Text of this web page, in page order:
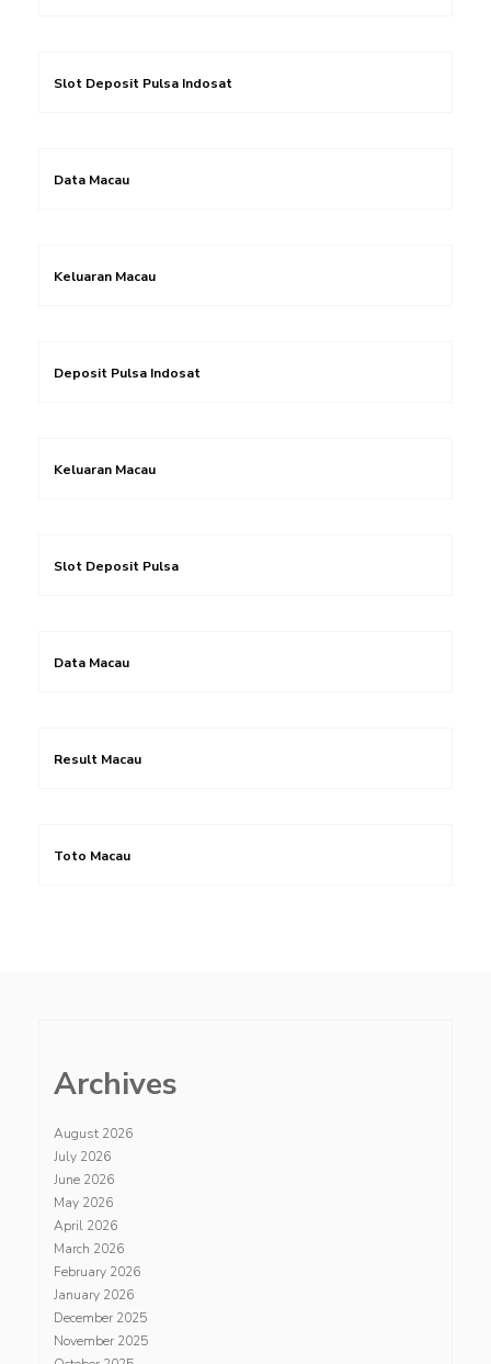
Slot Deposit Pulsa Indosat
Data Macau
Keluaran Macau
Deposit Pulsa Indosat
Keluaran Macau
Slot Deposit Pulsa
Data Macau
Result Macau
Toto Macau
Archives
August 2026
July 2026
June 2026
May 2026
April 2026
March 2026
February 2026
January 2026
December 2025
November 2025